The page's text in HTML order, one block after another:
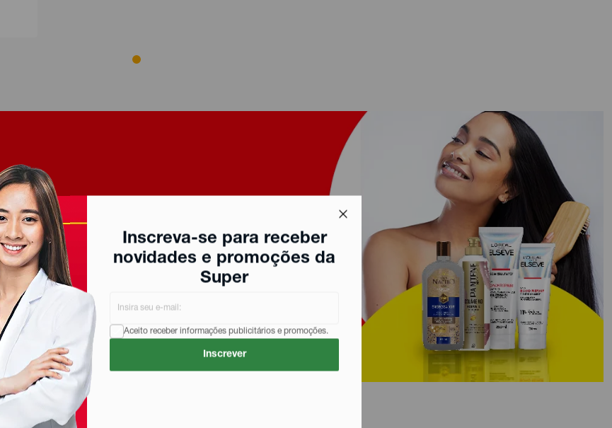
Inscreva-se para receber
novidades e promoções da
Super
Aceito receber informações publicitários e promoções.
Inscrever